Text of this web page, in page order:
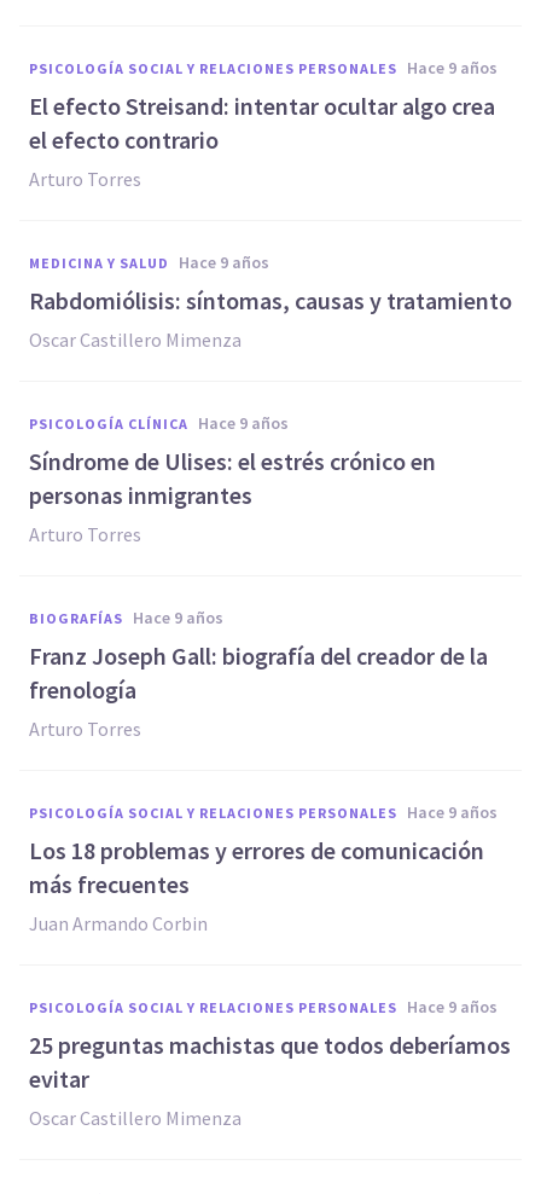
PSICOLOGÍA SOCIAL Y RELACIONES PERSONALES hace 9 años
El efecto Streisand: intentar ocultar algo crea
el efecto contrario
Arturo Torres
MEDICINA Y SALUD hace 9 años
Rabdomiólisis: síntomas, causas y tratamiento
Oscar Castillero Mimenza
PSICOLOGÍA CLÍNICA hace 9 años
Síndrome de Ulises: el estrés crónico en
personas inmigrantes
Arturo Torres
BIOGRAFÍAS hace 9 años
Franz Joseph Gall: biografía del creador de la
frenología
Arturo Torres
PSICOLOGÍA SOCIAL Y RELACIONES PERSONALES hace 9 años
​Los 18 problemas y errores de comunicación
más frecuentes
Juan Armando Corbin
PSICOLOGÍA SOCIAL Y RELACIONES PERSONALES hace 9 años
​25 preguntas machistas que todos deberíamos
evitar
Oscar Castillero Mimenza